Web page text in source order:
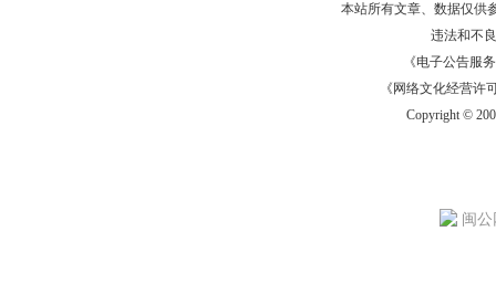
本站所有文章、数据仅供
违法和不
《电子公告服务
《网络文化经营许
Copyright ©
闽公